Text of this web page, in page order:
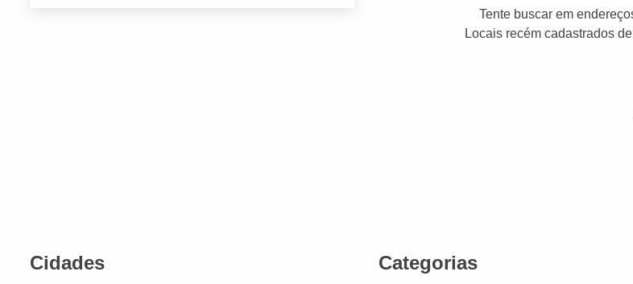
Tente buscar em
Locais recém cadastrados
Cidades Categorias